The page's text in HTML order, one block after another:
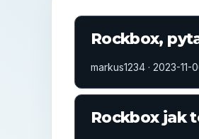
Rockbox,
markus1234 · 2023-11-
Rockbox jak